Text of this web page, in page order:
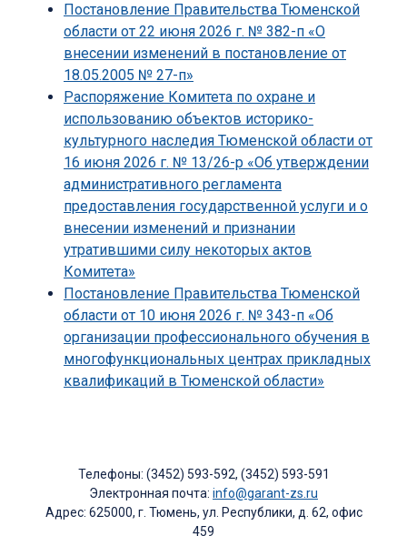
Постановление Правительства Тюменской
области от 22 июня 2026 г. № 382-п «О
внесении изменений в постановление от
18.05.2005 № 27-п»
Распоряжение Комитета по охране и
использованию объектов историко-
культурного наследия Тюменской области от
16 июня 2026 г. № 13/26-р «Об утверждении
административного регламента
предоставления государственной услуги и о
внесении изменений и признании
утратившими силу некоторых актов
Комитета»
Постановление Правительства Тюменской
области от 10 июня 2026 г. № 343-п «Об
организации профессионального обучения в
многофункциональных центрах прикладных
квалификаций в Тюменской области»
Телефоны: (3452) 593-592, (3452) 593-591
Электронная почта: info@garant-zs.ru
Адрес: 625000, г. Тюмень, ул. Республики, д. 62, офис
459